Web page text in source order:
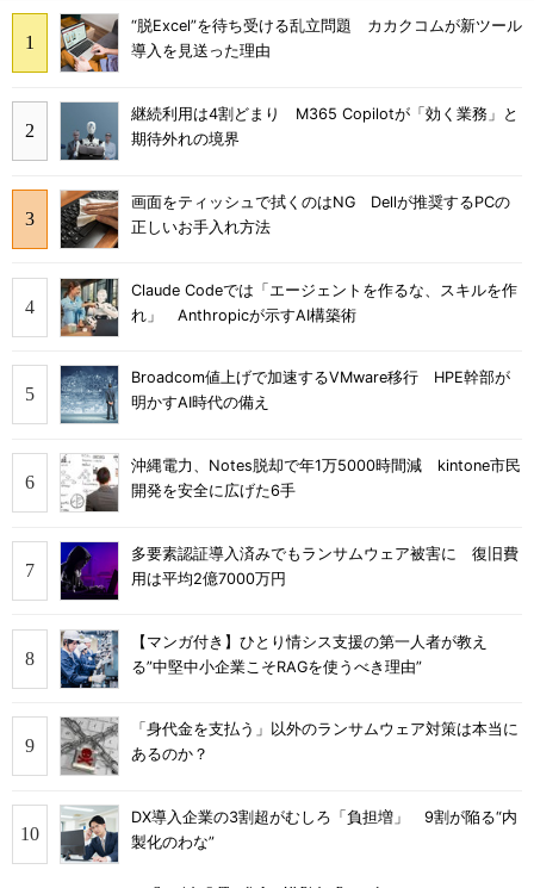
“脱Excel”を待ち受ける乱立問題 カカクコムが新ツール
導入を見送った理由
継続利用は4割どまり M365 Copilotが「効く業務」と
期待外れの境界
画面をティッシュで拭くのはNG Dellが推奨するPCの
正しいお手入れ方法
Claude Codeでは「エージェントを作るな、スキルを作
れ」 Anthropicが示すAI構築術
Broadcom値上げで加速するVMware移行 HPE幹部が
明かすAI時代の備え
沖縄電力、Notes脱却で年1万5000時間減 kintone市民
開発を安全に広げた6手
多要素認証導入済みでもランサムウェア被害に 復旧費
用は平均2億7000万円
【マンガ付き】ひとり情シス支援の第一人者が教え
る”中堅中小企業こそRAGを使うべき理由”
「身代金を支払う」以外のランサムウェア対策は本当に
あるのか？
DX導入企業の3割超がむしろ「負担増」 9割が陥る“内
製化のわな”